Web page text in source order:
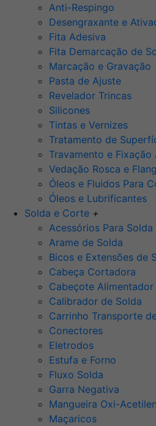
Anti-Respingo
Desengraxante e
Fita Adesiva
Fita Demarcação de
Marcação e Gravação
Pasta de Ajuste
Revelador Trincas
Silicones
Tintas e Vernizes
Tratamento de
Travamento e Fixação
Vedação Rosca e
Óleos e Fluidos Para
Óleos e Lubrificantes
Solda e Corte +
Acessórios Para
Arame de Solda
Bicos e Extensões de
Cabeça Cortadora
Cabeçote Alimentador
Calibrador de Solda
Carrinho Transporte
Conectores
Eletrodos
Estufa e Forno
Fluxo Solda
Garra Negativa
Mangueira Oxi-
Maçaricos